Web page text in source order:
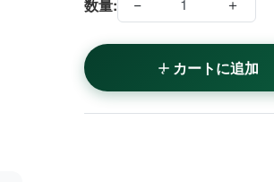
数量: − ＋
カートに追加